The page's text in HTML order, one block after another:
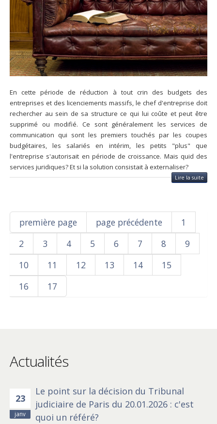
En cette période de réduction à tout crin des budgets des
entreprises et des licenciements massifs, le chef d'entreprise doit
rechercher au sein de sa structure ce qui lui coûte et peut être
supprimé ou modifié. Ce sont généralement les services de
communication qui sont les premiers touchés par les coupes
budgétaires, les salariés en intérim, les petits "plus" que
l'entreprise s'autorisait en période de croissance. Mais quid des
services juridiques? Et si la solution consistait à externaliser?
Lire la suite
première page page précédente
1
2
3 4 5 6 7 8
9
10
11 12 13 14
15
16
17
Actualités
23
janv
Le point sur la décision du Tribunal
judiciaire de Paris du 20.01.2026 : c'est
quoi un référé?